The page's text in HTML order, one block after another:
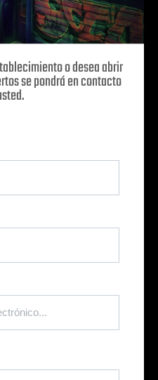
o desea abrir
se pondrá en contacto